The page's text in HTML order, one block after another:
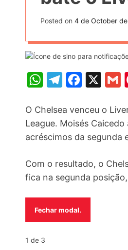
Posted on 4 de October
W
at
s
A
p
p
T
e
gr
a
m
F
c
e
b
o
o
X
l
O Chelsea venceu o
League. Moisés
acréscimos da segunda
Com o resultado, o
fica na segunda
Fechar modal.
1 de 3